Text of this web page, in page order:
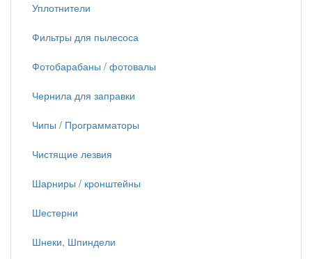
Уплотнители
Фильтры для пылесоса
Фотобарабаны / фотовалы
Чернила для заправки
Чипы / Программаторы
Чистящие лезвия
Шарниры / кронштейны
Шестерни
Шнеки, Шпиндели